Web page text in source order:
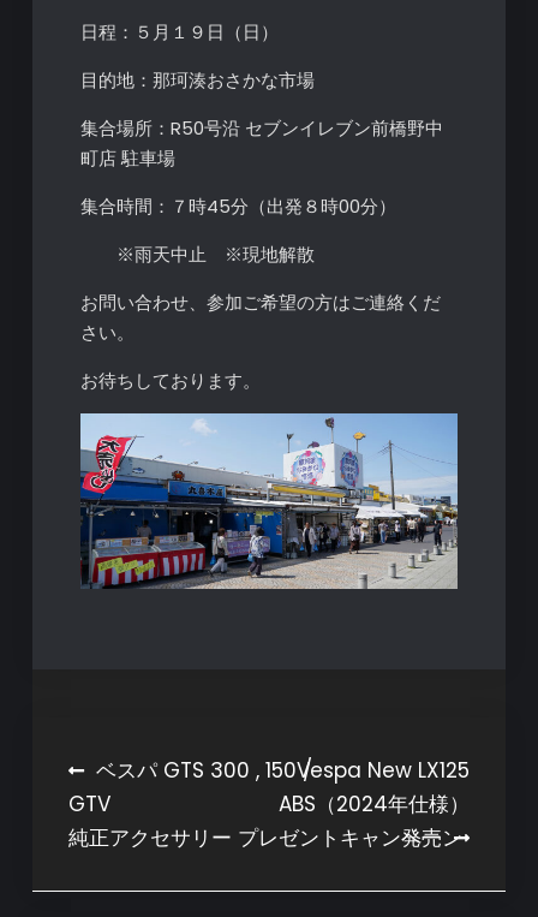
日程：５月１９日（日）
目的地：那珂湊おさかな市場
集合場所：R50号沿 セブンイレブン前橋野中
町店 駐車場
集合時間：７時45分（出発８時00分）
※雨天中止 ※現地解散
お問い合わせ、参加ご希望の方はご連絡くだ
さい。
お待ちしております。
投
稿
ナ
ビ
ベスパ GTS 300 , 150 /
純正アクセサリー プレゼントキャンペーン
Vespa New LX125
ABS（2024年仕様）
発売